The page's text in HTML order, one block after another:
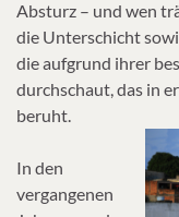
Absturz – und wen
die Unterschicht
die aufgrund ihrer
durchschaut, das in
beruht.
In den
vergangenen